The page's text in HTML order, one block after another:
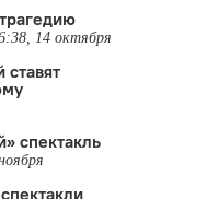
14 октября
спектакль